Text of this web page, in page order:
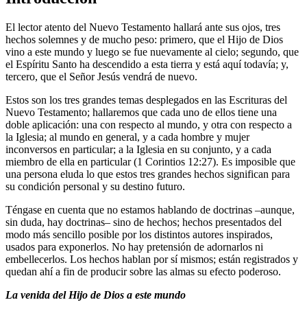
El lector atento del Nuevo Testamento hallará ante sus ojos, tres
hechos solemnes y de mucho peso: primero, que el Hijo de Dios
vino a este mundo y luego se fue nuevamente al cielo; segundo, que
el Espíritu Santo ha descendido a esta tierra y está aquí todavía; y,
tercero, que el Señor Jesús vendrá de nuevo.
Estos son los tres grandes temas desplegados en las Escrituras del
Nuevo Testamento; hallaremos que cada uno de ellos tiene una
doble aplicación: una con respecto al mundo, y otra con respecto a
la Iglesia; al mundo en general, y a cada hombre y mujer
inconversos en particular; a la Iglesia en su conjunto, y a cada
miembro de ella en particular (1 Corintios 12:27). Es imposible que
una persona eluda lo que estos tres grandes hechos significan para
su condición personal y su destino futuro.
Téngase en cuenta que no estamos hablando de doctrinas –aunque,
sin duda, hay doctrinas– sino de hechos; hechos presentados del
modo más sencillo posible por los distintos autores inspirados,
usados para exponerlos. No hay pretensión de adornarlos ni
embellecerlos. Los hechos hablan por sí mismos; están registrados y
quedan ahí a fin de producir sobre las almas su efecto poderoso.
La venida del Hijo de Dios a este mundo